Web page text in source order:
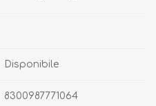
Disponibile
8300987771064